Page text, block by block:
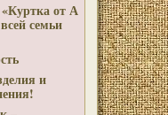
от А
семьи
и